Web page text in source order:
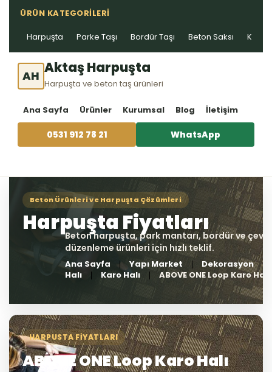
ÜRÜN KATEGORILERI
Harpuşta Parke Taşı Bordür Taşı Beton Saksı Kablo
AH Aktaş Harpuşta
Harpuşta ve beton taş ürünleri
Ana Sayfa Ürünler Kurumsal Blog İletişim
0531 912 78 21 WhatsApp
Ana Sayfa Yapı Market
Dekorasyon
Halı
Karo Halı ABOVE ONE Loop Karo Halı
HARPUSTA FIYATLARI
ABOVE ONE Loop Karo Halı